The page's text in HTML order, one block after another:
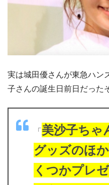
実は城田優さんが東急ハン
子さんの誕生日前日だった
「美沙子ちゃ
グッズのほ
くつかプレ